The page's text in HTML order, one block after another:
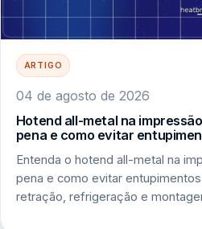
ARTIGO
04 de agosto de 2026
Hotend all-metal na
pena e como evitar
Entenda o hotend all-metal na
pena e como evitar
retração, refrigeração e